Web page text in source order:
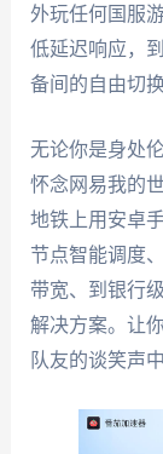
外玩任何国服
低延迟响应，
备间的自由切
无论你是身处
怀念网易我的
地铁上用安卓
节点智能调度
带宽、到银行
解决方案。让
队友的谈笑声